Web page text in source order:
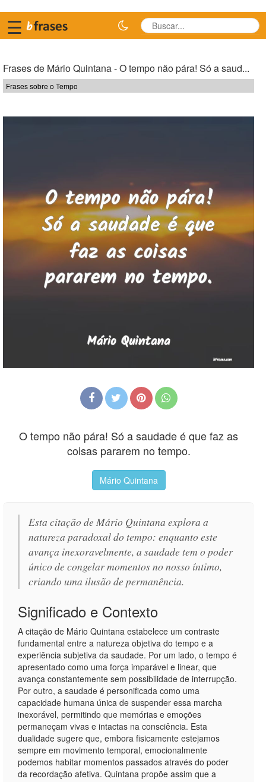
☰
Frases de Mário Quintana - O tempo não pára! Só a saud...
Frases sobre o Tempo
O tempo não pára! Só a saudade é que faz as
coisas pararem no tempo.
Mário Quintana
Esta citação de Mário Quintana explora a
natureza paradoxal do tempo: enquanto este
avança inexoravelmente, a saudade tem o poder
único de congelar momentos no nosso íntimo,
criando uma ilusão de permanência.
Significado e Contexto
A citação de Mário Quintana estabelece um contraste
fundamental entre a natureza objetiva do tempo e a
experiência subjetiva da saudade. Por um lado, o tempo é
apresentado como uma força imparável e linear, que
avança constantemente sem possibilidade de interrupção.
Por outro, a saudade é personificada como uma
capacidade humana única de suspender essa marcha
inexorável, permitindo que memórias e emoções
permaneçam vivas e intactas na consciência. Esta
dualidade sugere que, embora fisicamente estejamos
sempre em movimento temporal, emocionalmente
podemos habitar momentos passados através do poder
da recordação afetiva. Quintana propõe assim que a